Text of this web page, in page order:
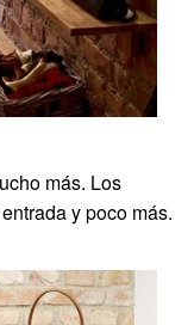
más. Los
y poco más.